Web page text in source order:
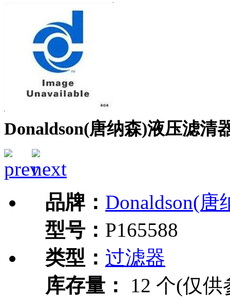
Donaldson(唐纳森)液压滤清
品牌： Donaldson(唐
型号： P165588
类型： 过滤器
库存量：
12 个(仅供